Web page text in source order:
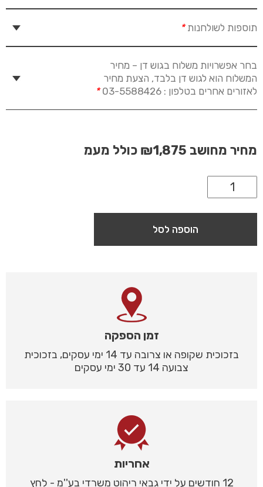
תוספות לשולחנות*
בחר אפשרויות משלוח בגוש דן – מחיר
המשלוח הוא לגוש דן בלבד, הצעת מחיר
לאזורים אחרים בטלפון : 03-5588426
*
מחיר מחושב ₪1,875 כולל מעמ
הוספה לסל
זמן הספקה
בזכוכית שקופה או צרובה עד 14 ימי עסקים, בזכוכית
צבועה 14 עד 30 ימי עסקים
אחריות
12 חודשים על ידי גבאי ריהוט משרדי בע''מ - לחץ